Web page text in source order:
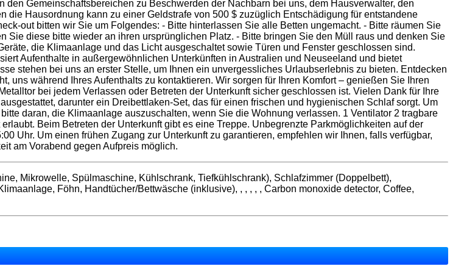
Gemeinschaftsbereichen zu Beschwerden der Nachbarn bei uns, dem Hausverwalter, den
die Hausordnung kann zu einer Geldstrafe von 500 $ zuzüglich Entschädigung für entstandene
out bitten wir Sie um Folgendes: - Bitte hinterlassen Sie alle Betten ungemacht. - Bitte räumen Sie
Sie diese bitte wieder an ihren ursprünglichen Platz. - Bitte bringen Sie den Müll raus und denken Sie
die Klimaanlage und das Licht ausgeschaltet sowie Türen und Fenster geschlossen sind.
Aufenthalte in außergewöhnlichen Unterkünften in Australien und Neuseeland und bietet
stehen bei uns an erster Stelle, um Ihnen ein unvergessliches Urlaubserlebnis zu bieten. Entdecken
während Ihres Aufenthalts zu kontaktieren. Wir sorgen für Ihren Komfort – genießen Sie Ihren
bei jedem Verlassen oder Betreten der Unterkunft sicher geschlossen ist. Vielen Dank für Ihre
darunter ein Dreibettlaken-Set, das für einen frischen und hygienischen Schlaf sorgt. Um
daran, die Klimaanlage auszuschalten, wenn Sie die Wohnung verlassen. 1 Ventilator 2 tragbare
Beim Betreten der Unterkunft gibt es eine Treppe. Unbegrenzte Parkmöglichkeiten auf der
Uhr. Um einen frühen Zugang zur Unterkunft zu garantieren, empfehlen wir Ihnen, falls verfügbar,
am Vorabend gegen Aufpreis möglich.
Mikrowelle, Spülmaschine, Kühlschrank, Tiefkühlschrank), Schlafzimmer (Doppelbett),
Föhn, Handtücher/Bettwäsche (inklusive), , , , , , Carbon monoxide detector, Coffee,